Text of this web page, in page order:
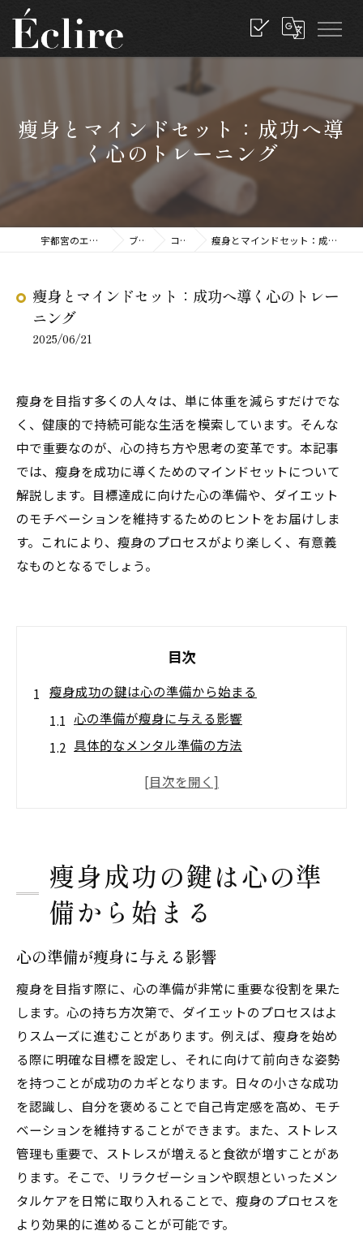
瘦身とマインドセット：成功へ導
く心のトレーニング
宇都宮のエステならEclire ブログ コラム 瘦身とマインドセット：成功へ導く心のトレーニング
瘦身とマインドセット：成功へ導く心のトレー
ニング
2025/06/21
瘦身を目指す多くの人々は、単に体重を減らすだけでな
く、健康的で持続可能な生活を模索しています。そんな
中で重要なのが、心の持ち方や思考の変革です。本記事
では、瘦身を成功に導くためのマインドセットについて
解説します。目標達成に向けた心の準備や、ダイエット
のモチベーションを維持するためのヒントをお届けしま
す。これにより、瘦身のプロセスがより楽しく、有意義
なものとなるでしょう。
目次
瘦身成功の鍵は心の準備から始まる
心の準備が瘦身に与える影響
具体的なメンタル準備の方法
ポジティブ思考で瘦身を加速
モチベーションを保つための瘦身マインドの作
り方
モチベーションを維持するテクニック
目標設定がモチベーションに与える影響
長期的な視点で見る瘦身の重要性
モチベーション低下時の対策法
瘦身仲間の存在が心を支える理由
達成感を得るための小さな目標
目標を達成するための瘦身メンタルの重要性
メンタル強化が瘦身成功に繋がる理由
心理的障害を乗り越える方法
瘦身の過程で心の健康を保つ秘訣
ストレス管理と瘦身の関係
瘦身成功の鍵は心の準
備から始まる
心の準備が瘦身に与える影響
瘦身を目指す際に、心の準備が非常に重要な役割を果た
します。心の持ち方次第で、ダイエットのプロセスはよ
りスムーズに進むことがあります。例えば、瘦身を始め
る際に明確な目標を設定し、それに向けて前向きな姿勢
を持つことが成功のカギとなります。日々の小さな成功
を認識し、自分を褒めることで自己肯定感を高め、モチ
ベーションを維持することができます。また、ストレス
管理も重要で、ストレスが増えると食欲が増すことがあ
ります。そこで、リラクゼーションや瞑想といったメン
タルケアを日常に取り入れることで、瘦身のプロセスを
より効果的に進めることが可能です。